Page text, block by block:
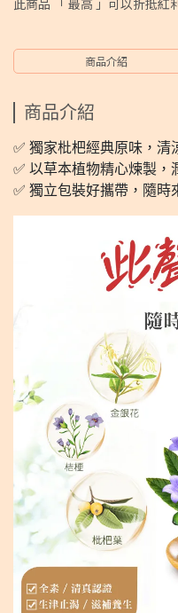
此商品 「 最高 」可以折抵紅
商品介紹
商品介紹
✅ 獨家枇杷經典原味，清
✅ 以草本植物精心煉製，
✅ 獨立包裝好攜帶，隨時